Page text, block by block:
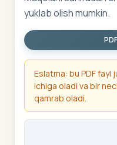
yuklab olish mumkin.
Eslatma: bu PDF fayl
ichiga oladi va bir
qamrab oladi.